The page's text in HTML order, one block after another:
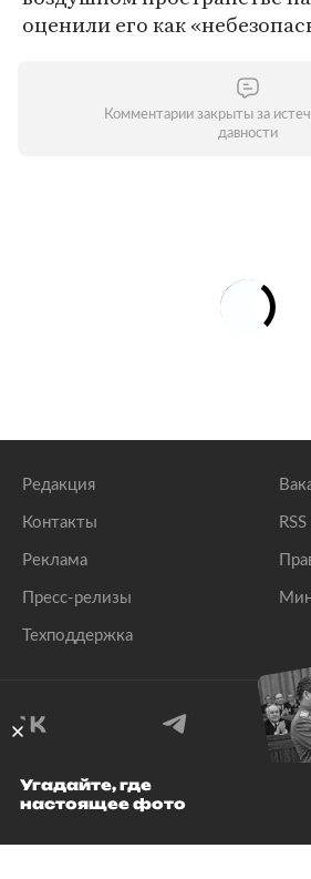
оценили его как
Комментарии закрыты за
давности
Редакция
Контакты
Реклама
Пресс-релизы
Техподдержка
RSS
© 1999–2026 Все права
Угадайте, где
настоящее фото